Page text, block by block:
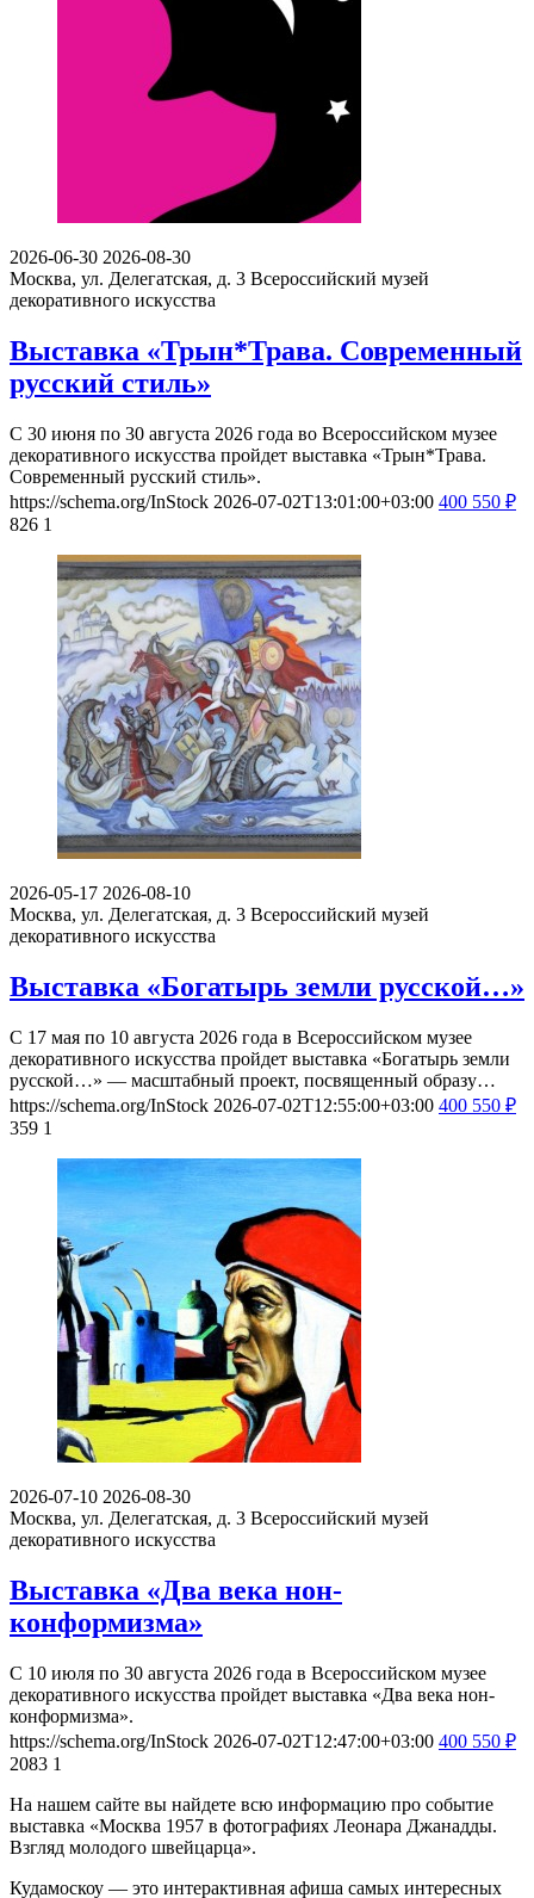
2026-06-30 2026-08-30
Москва, ул. Делегатская, д. 3 Всероссийский музей
декоративного искусства
Выставка «Трын*Трава. Современный
русский стиль»
С 30 июня по 30 августа 2026 года во Всероссийском музее
декоративного искусства пройдет выставка «Трын*Трава.
Современный русский стиль».
https://schema.org/InStock 2026-07-02T13:01:00+03:00 400 550 ₽
826 1
2026-05-17 2026-08-10
Москва, ул. Делегатская, д. 3 Всероссийский музей
декоративного искусства
Выставка «Богатырь земли русской…»
С 17 мая по 10 августа 2026 года в Всероссийском музее
декоративного искусства пройдет выставка «Богатырь земли
русской…» — масштабный проект, посвященный образу…
https://schema.org/InStock 2026-07-02T12:55:00+03:00 400 550 ₽
359 1
2026-07-10 2026-08-30
Москва, ул. Делегатская, д. 3 Всероссийский музей
декоративного искусства
Выставка «Два века нон-
конформизма»
С 10 июля по 30 августа 2026 года в Всероссийском музее
декоративного искусства пройдет выставка «Два века нон-
конформизма».
https://schema.org/InStock 2026-07-02T12:47:00+03:00 400 550 ₽
2083 1
На нашем сайте вы найдете всю информацию про событие
выставка «Москва 1957 в фотографиях Леонара Джанадды.
Взгляд молодого швейцарца».
Кудамоскоу — это интерактивная афиша самых интересных